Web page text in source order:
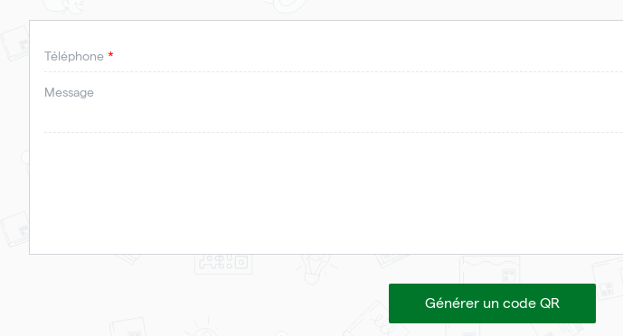
Téléphone
Message
Générer un code QR